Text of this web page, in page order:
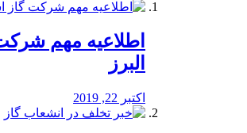
️اطلاعیه مهم
البرز
اکتبر 22, 2019